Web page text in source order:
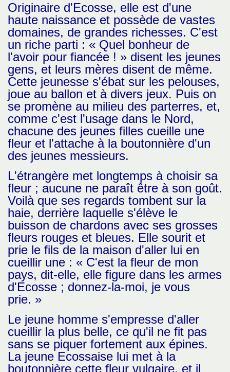
Originaire d'Ecosse, elle est d'une
haute naissance et possède de vastes
domaines, de grandes richesses. C'est
un riche parti : « Quel bonheur de
l'avoir pour fiancée ! » disent les jeunes
gens, et leurs mères disent de même.
Cette jeunesse s'ébat sur les pelouses,
joue au ballon et à divers jeux. Puis on
se promène au milieu des parterres, et,
comme c'est l'usage dans le Nord,
chacune des jeunes filles cueille une
fleur et l'attache à la boutonnière d'un
des jeunes messieurs.
L'étrangère met longtemps à choisir sa
fleur ; aucune ne paraît être à son goût.
Voilà que ses regards tombent sur la
haie, derrière laquelle s'élève le
buisson de chardons avec ses grosses
fleurs rouges et bleues. Elle sourit et
prie le fils de la maison d'aller lui en
cueillir une : « C'est la fleur de mon
pays, dit-elle, elle figure dans les armes
d'Ecosse ; donnez-la-moi, je vous
prie. »
Le jeune homme s'empresse d'aller
cueillir la plus belle, ce qu'il ne fit pas
sans se piquer fortement aux épines.
La jeune Ecossaise lui met à la
boutonnière cette fleur vulgaire, et il